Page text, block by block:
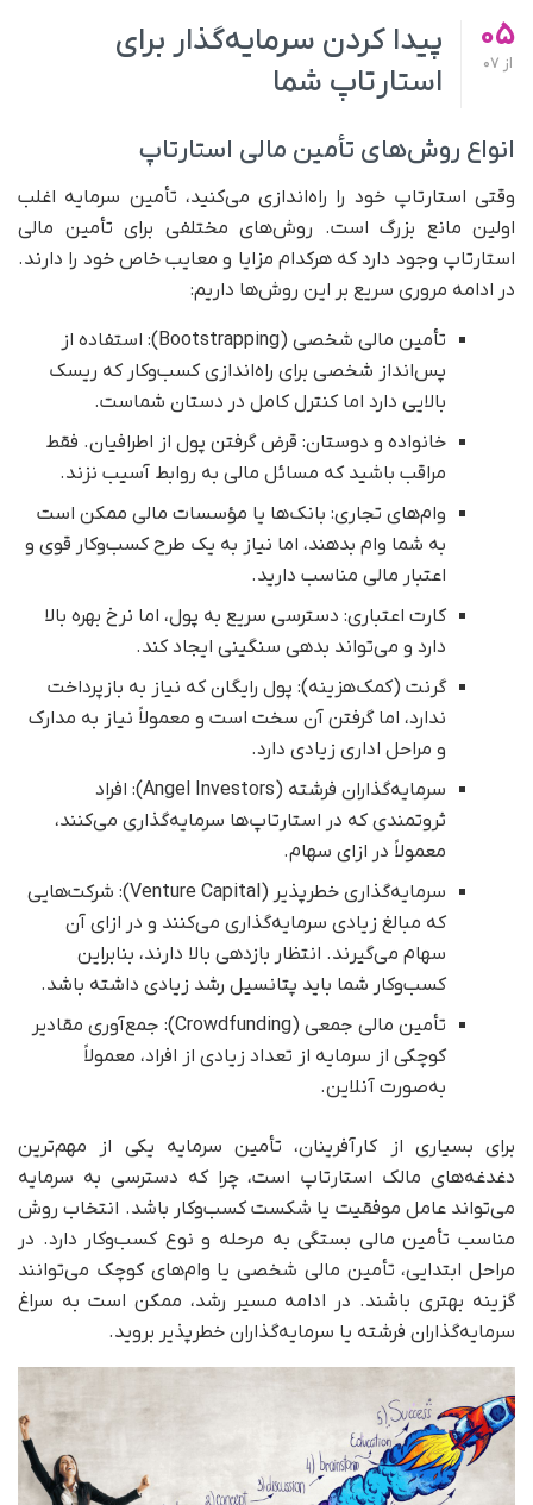
05
از
پیدا کردن سرمایه‌گذار برای
استارتاپ شما
انواع روش‌های تأمین مالی استارتاپ
وقتی استارتاپ خود را راه‌اندازی می‌کنید، تأمین سرمایه اغلب
اولین مانع بزرگ است. روش‌های مختلفی برای تأمین مالی
استارتاپ وجود دارد که هرکدام مزایا و معایب خاص خود را دارند.
در ادامه مروری سریع بر این روش‌ها داریم:
تأمین مالی شخصی (Bootstrapping): استفاده از
پس‌انداز شخصی برای راه‌اندازی کسب‌وکار که ریسک
بالایی دارد اما کنترل کامل در دستان شماست.
خانواده و دوستان: قرض گرفتن پول از اطرافیان. فقط
مراقب باشید که مسائل مالی به روابط آسیب نزند.
وام‌های تجاری: بانک‌ها یا مؤسسات مالی ممکن است
به شما وام بدهند، اما نیاز به یک طرح کسب‌وکار قوی و
اعتبار مالی مناسب دارید.
کارت اعتباری: دسترسی سریع به پول، اما نرخ بهره بالا
دارد و می‌تواند بدهی سنگینی ایجاد کند.
گرنت (کمک‌هزینه): پول رایگان که نیاز به بازپرداخت
ندارد، اما گرفتن آن سخت است و معمولاً نیاز به مدارک
و مراحل اداری زیادی دارد.
سرمایه‌گذاران فرشته (Angel Investors): افراد
ثروتمندی که در استارتاپ‌ها سرمایه‌گذاری می‌کنند،
معمولاً در ازای سهام.
سرمایه‌گذاری خطرپذیر (Venture Capital): شرکت‌هایی
که مبالغ زیادی سرمایه‌گذاری می‌کنند و در ازای آن
سهام می‌گیرند. انتظار بازدهی بالا دارند، بنابراین
کسب‌وکار شما باید پتانسیل رشد زیادی داشته باشد.
تأمین مالی جمعی (Crowdfunding): جمع‌آوری مقادیر
کوچکی از سرمایه از تعداد زیادی از افراد، معمولاً
به‌صورت آنلاین.
برای بسیاری از کارآفرینان، تأمین سرمایه یکی از مهم‌ترین
دغدغه‌های مالک استارتاپ است، چرا که دسترسی به سرمایه
می‌تواند عامل موفقیت یا شکست کسب‌وکار باشد. انتخاب روش
مناسب تأمین مالی بستگی به مرحله و نوع کسب‌وکار دارد. در
مراحل ابتدایی، تأمین مالی شخصی یا وام‌های کوچک می‌توانند
گزینه بهتری باشند. در ادامه مسیر رشد، ممکن است به سراغ
سرمایه‌گذاران فرشته یا سرمایه‌گذاران خطرپذیر بروید.